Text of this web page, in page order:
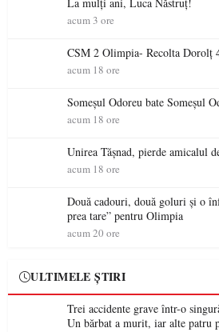
acum 3 ore
CSM 2 Olimpia- Recolta Dorolț
acum 18 ore
Someșul Odoreu bate Someșul
acum 18 ore
Unirea Tășnad, pierde amicalul
acum 18 ore
Două cadouri, două goluri și o
prea tare” pentru Olimpia
acum 20 ore
ULTIMELE ȘTIRI
Trei accidente grave într-o
Un bărbat a murit, iar alte patru